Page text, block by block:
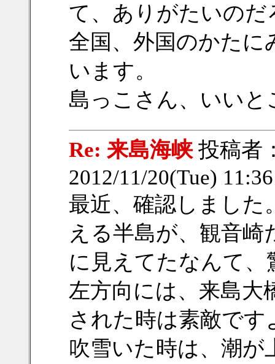
て、ありがたいの
全国、外国のかた
います。
島っこさん、いい
Re: 来島海峡 投稿者
2012/11/20(Tue)
最近、確認しました
える半島が、観音
に見えてたなんて、
左方向には、来島大
された時は素敵です
吹雪いた時は、潮が